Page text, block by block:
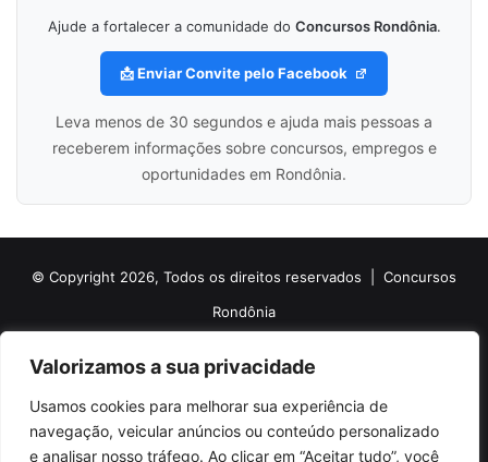
Valorizamos a sua privacidade
Usamos cookies para melhorar sua experiência de
navegação, veicular anúncios ou conteúdo personalizado
e analisar nosso tráfego. Ao clicar em “Aceitar tudo”, você
Ajude a fortalecer a comunidade do Concursos Rondônia.
📩 Enviar Convite pelo Facebook
Leva menos de 30 segundos e ajuda mais pessoas a
receberem informações sobre concursos, empregos e
oportunidades em Rondônia.
© Copyright 2026, Todos os direitos reservados | Concursos
Rondônia
Sobre o Concursos Rondônia
Siga nossas redes sociais
Web Stories Anuncie